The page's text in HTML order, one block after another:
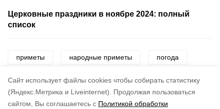
Cайт использует файлы cookies чтобы собирать статистику
(Яндекс.Метрика и Liveinternet).
Продолжая пользоваться
сайтом, Вы соглашаетесь с Политикой обработки
Церковные праздники в ноябре 2024: полный
список
приметы народные приметы погода
народный праздник церковный праздник